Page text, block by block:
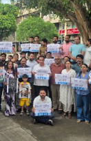
फॉर लोकल” से “लोकल टू
कदम, 12 से 15 अगस्त
व्यापार महोत्सव : हरीश गर्ग
uday August 6,
वेंडर्स एसोसिएशन